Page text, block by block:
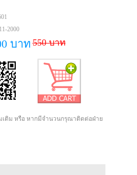
11-2000
บาท 550 บาท
เติม หรือ หากมีจำนวนกรุณาติดต่อฝ่าย